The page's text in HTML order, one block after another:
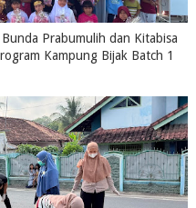
Prabumulih dan Kitabisa
Kampung Bijak Batch 1